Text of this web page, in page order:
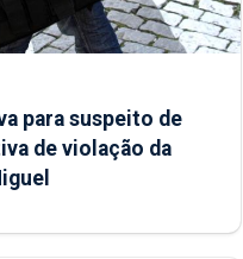
para suspeito de
de violação da